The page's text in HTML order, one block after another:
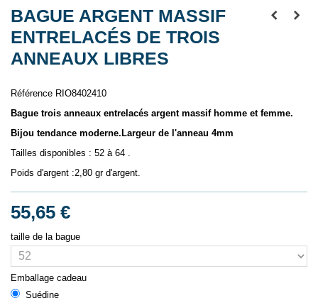
BAGUE ARGENT MASSIF
ENTRELACÉS DE TROIS
ANNEAUX LIBRES
Référence RIO8402410
Bague trois anneaux entrelacés argent massif homme et femme.
Bijou tendance moderne.Largeur de l'anneau 4mm
Tailles disponibles : 52 à 64 .
Poids d'argent :2,80 gr d'argent.
55,65 €
taille de la bague
Emballage cadeau
Suédine